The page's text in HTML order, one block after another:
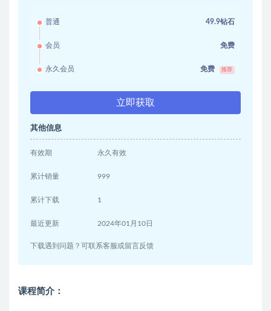
普通 49.9钻石
会员 免费
永久会员 免费 推荐
立即获取
其他信息
有效期 永久有效
累计销量 999
累计下载 1
最近更新 2024年01月10日
下载遇到问题？可联系客服或留言反馈
课程简介：